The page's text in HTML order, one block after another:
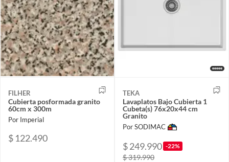
FILHER
Cubierta posformada granito
60cm x 300m
Por Imperial
$ 122.490
TEKA
Lavaplatos Bajo Cubierta 1
Cubeta(s) 76x20x44 cm
Granito
Por SODIMAC
$ 249.990 -22%
$ 319.990